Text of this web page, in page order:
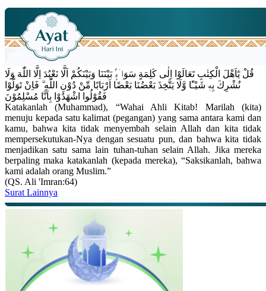
قُلْ يٰٓاَهْلَ الْكِتٰبِ تَعَالَوْا اِلٰى كَلِمَةٍ سَوَاۤءٍۢ بَيْنَنَا وَبَيْنَكُمْ اَلَّا نَعْبُدَ اِلَّا اللّٰهَ وَلَا
نُشْرِكَ بِهٖ شَيْـًٔا وَّلَا يَتَّخِذَ بَعْضُنَا بَعْضًا اَرْبَابًا مِّنْ دُوْنِ اللّٰهِ ۗ فَاِنْ تَوَلَّوْا
فَقُوْلُوا اشْهَدُوْا بِاَنَّا مُسْلِمُوْنَ
Katakanlah (Muhammad), “Wahai Ahli Kitab! Marilah (kita)
menuju kepada satu kalimat (pegangan) yang sama antara kami dan
kamu, bahwa kita tidak menyembah selain Allah dan kita tidak
mempersekutukan-Nya dengan sesuatu pun, dan bahwa kita tidak
menjadikan satu sama lain tuhan-tuhan selain Allah. Jika mereka
berpaling maka katakanlah (kepada mereka), “Saksikanlah, bahwa
kami adalah orang Muslim.”
(QS. Ali 'Imran:64)
Surat Lainnya